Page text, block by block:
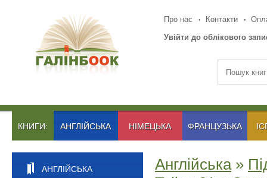
Про нас Контакти
Увійти до облікового
КНИГИ: АНГЛІЙСЬКА НІМЕЦЬКА ФРАНЦУЗЬКА
АНГЛІЙСЬКА Англійська»